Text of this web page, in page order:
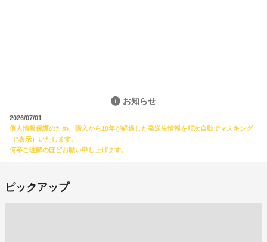
お知らせ
2026/07/01
個人情報保護のため、購入から10年が経過した発送先情報を順次自動でマスキング
（*表示）いたします。
何卒ご理解のほどお願い申し上げます。
ピックアップ